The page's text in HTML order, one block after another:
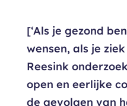
[‘Als je gezond
wensen, als je
Reesink
open en eerlijke
de gevolgen van